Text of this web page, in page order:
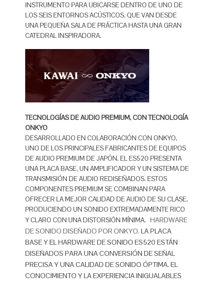
INSTRUMENTO PARA UBICARSE DENTRO DE UNO DE
LOS SEIS ENTORNOS ACÚSTICOS, QUE VAN DESDE
UNA PEQUEÑA SALA DE PRÁCTICA HASTA UNA GRAN
CATEDRAL INSPIRADORA.
TECNOLOGÍAS DE AUDIO PREMIUM, CON TECNOLOGÍA
ONKYO
DESARROLLADO EN COLABORACIÓN CON ONKYO,
UNO DE LOS PRINCIPALES FABRICANTES DE EQUIPOS
DE AUDIO PREMIUM DE JAPÓN, EL ES520 PRESENTA
UNA PLACA BASE, UN AMPLIFICADOR Y UN SISTEMA DE
TRANSMISIÓN DE AUDIO REDISEÑADOS. ESTOS
COMPONENTES PREMIUM SE COMBINAN PARA
OFRECER LA MEJOR CALIDAD DE AUDIO DE SU CLASE,
PRODUCIENDO UN SONIDO EXTREMADAMENTE RICO
Y CLARO CON UNA DISTORSIÓN MÍNIMA. HARDWARE
DE SONIDO DISEÑADO POR ONKYO. LA PLACA
BASE Y EL HARDWARE DE SONIDO ES520 ESTÁN
DISEÑADOS PARA UNA CONVERSIÓN DE SEÑAL
PRECISA Y UNA CALIDAD DE SONIDO ÓPTIMA. EL
CONOCIMIENTO Y LA EXPERIENCIA INIGUALABLES